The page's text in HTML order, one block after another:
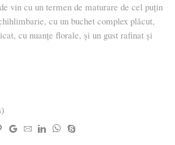
vin cu un termen de maturare de cel puțin
cu un buchet complex plăcut,
cu nuanțe florale, și un gust rafinat și